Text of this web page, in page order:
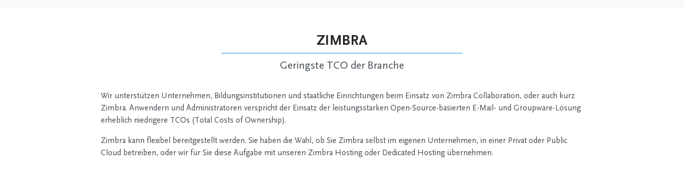
ZIMBRA
Geringste TCO der Branche
Wir unterstützen Unternehmen, Bildungsinstitutionen und staatliche Einrichtungen beim Einsatz von Zimbra Collaboration, oder auch kurz
Zimbra. Anwendern und Administratoren verspricht der Einsatz der leistungsstarken Open-Source-basierten E-Mail- und Groupware-Lösung
erheblich niedrigere TCOs (Total Costs of Ownership).
Zimbra kann flexibel bereitgestellt werden. Sie haben die Wahl, ob Sie Zimbra selbst im eigenen Unternehmen, in einer Privat oder Public
Cloud betreiben, oder wir für Sie diese Aufgabe mit unseren Zimbra Hosting oder Dedicated Hosting übernehmen.